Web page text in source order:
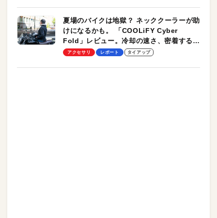
夏場のバイクは地獄？ ネッククーラーが助
けになるかも。 「COOLiFY Cyber
Fold」レビュー。冷却の速さ、密着する冷
却プレート、シンプルな操作性がグッド！
アクセサリ レポート タイアップ